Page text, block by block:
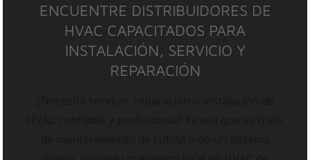
ENCUENTRE DISTRIBUIDORES DE
HVAC CAPACITADOS PARA
INSTALACIÓN, SERVICIO Y
REPARACIÓN